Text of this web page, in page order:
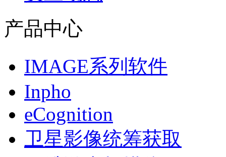
产品中心
IMAGE系列软件
Inpho
eCognition
卫星影像统筹获取